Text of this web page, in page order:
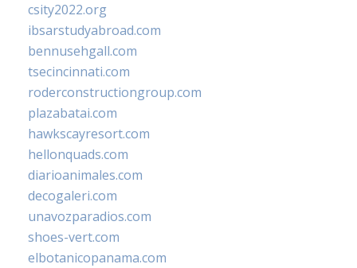
csity2022.org
ibsarstudyabroad.com
bennusehgall.com
tsecincinnati.com
roderconstructiongroup.com
plazabatai.com
hawkscayresort.com
hellonquads.com
diarioanimales.com
decogaleri.com
unavozparadios.com
shoes-vert.com
elbotanicopanama.com